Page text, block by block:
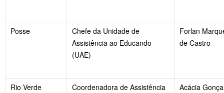
Posse
Chefe da Unidade de
Assistência ao Educando
(UAE)
Forlan
de Castro
Rio Verde
Coordenadora de Assistência
Acácia